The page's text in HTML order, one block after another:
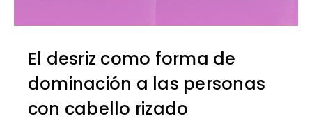
El desriz como forma de
dominación a las personas
con cabello rizado